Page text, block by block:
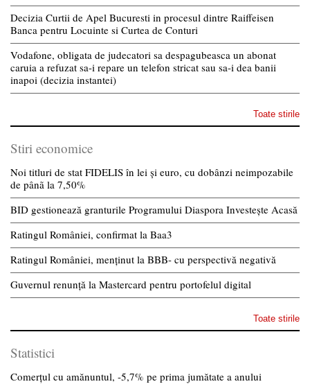
Decizia Curtii de Apel Bucuresti in procesul dintre Raiffeisen
Banca pentru Locuinte si Curtea de Conturi
Vodafone, obligata de judecatori sa despagubeasca un abonat
caruia a refuzat sa-i repare un telefon stricat sau sa-i dea banii
inapoi (decizia instantei)
Toate stirile
Stiri economice
Noi titluri de stat FIDELIS în lei și euro, cu dobânzi neimpozabile
de pânã la 7,50%
BID gestionează granturile Programului Diaspora Investește Acasă
Ratingul României, confirmat la Baa3
Ratingul României, menținut la BBB- cu perspectivă negativă
Guvernul renunță la Mastercard pentru portofelul digital
Toate stirile
Statistici
Comerțul cu amănuntul, -5,7% pe prima jumătate a anului